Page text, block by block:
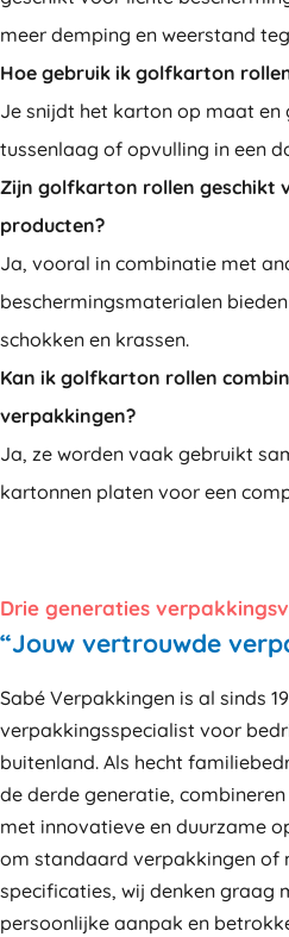
meer demping en weerstand
Hoe gebruik ik golfkarton
Je snijdt het karton op maat en
tussenlaag of opvulling in een
Zijn golfkarton rollen geschikt
producten?
Ja, vooral in combinatie met
beschermingsmaterialen
schokken en krassen.
Kan ik golfkarton rollen
verpakkingen?
Ja, ze worden vaak gebruikt
kartonnen platen voor een
Drie generaties
“Jouw vertrouwde
Sabé Verpakkingen is al sinds
verpakkingsspecialist voor
buitenland. Als hecht
de derde generatie,
met innovatieve en duurzame
om standaard verpakkingen of
specificaties, wij denken graag
persoonlijke aanpak en